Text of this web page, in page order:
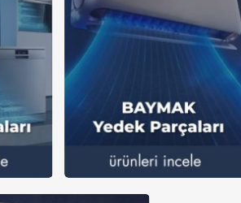
Soğutma Sistemleri
Şofben ve Termosifon